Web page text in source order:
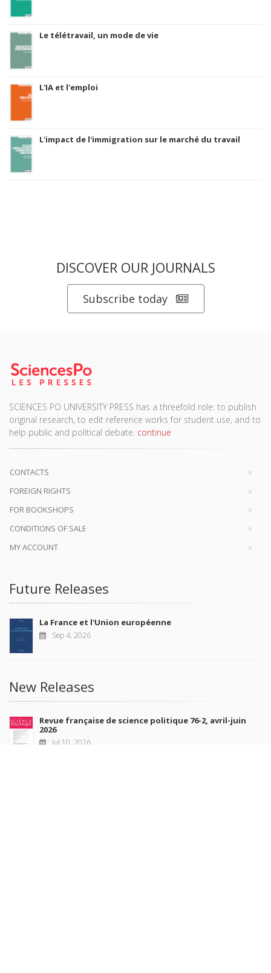
Le télétravail, un mode de vie
L'IA et l'emploi
L'impact de l'immigration sur le marché du travail
DISCOVER OUR JOURNALS
Subscribe today
SCIENCES PO UNIVERSITY PRESS has a threefold role: to publish
original research, to edit reference works for student use, and to
help public and political debate. continue
CONTACTS
FOREIGN RIGHTS
FOR BOOKSHOPS
CONDITIONS OF SALE
MY ACCOUNT
Future Releases
La France et l'Union européenne
Sep 4, 2026
New Releases
Revue française de science politique 76-2, avril-juin
2026
Jul 10, 2026